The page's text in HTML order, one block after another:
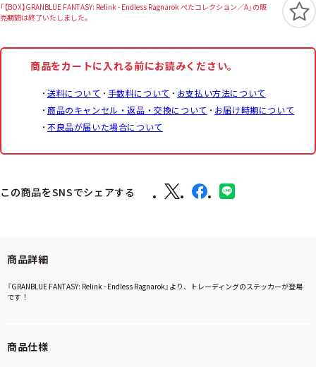
「【BOX】GRANBLUE FANTASY: Relink - Endless Ragnarok ぺたコレクション／A」の販
売期間は終了いたしました。
商品をカートに入れる前にお読みください。
送料について 手数料について
お支払い方法について
商品のキャンセル・返品・交換について
お届け時期について
不良品が届いた場合について
この商品をSNSでシェアする
商品詳細
『GRANBLUE FANTASY: Relink - Endless Ragnarok』より、トレーディングのステッカーが登場
です！
商品仕様